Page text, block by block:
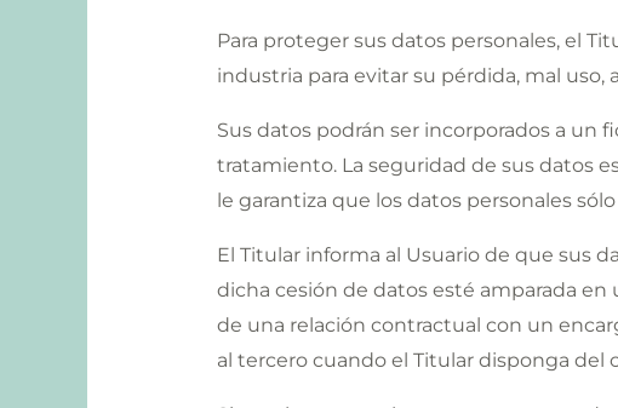
Para proteger sus datos personales, el
industria para evitar su pérdida, mal
Sus datos podrán ser incorporados a un
tratamiento. La seguridad de sus datos
le garantiza que los datos personales
El Titular informa al Usuario de que sus
dicha cesión de datos esté amparada
de una relación contractual con un
al tercero cuando el Titular disponga